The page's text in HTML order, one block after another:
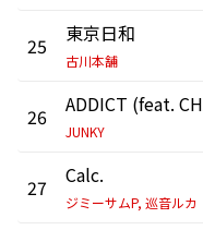
25 東京日和
古川本舗
26
JUNKY
27 Calc.
ジミーサムP, 巡音ルカ